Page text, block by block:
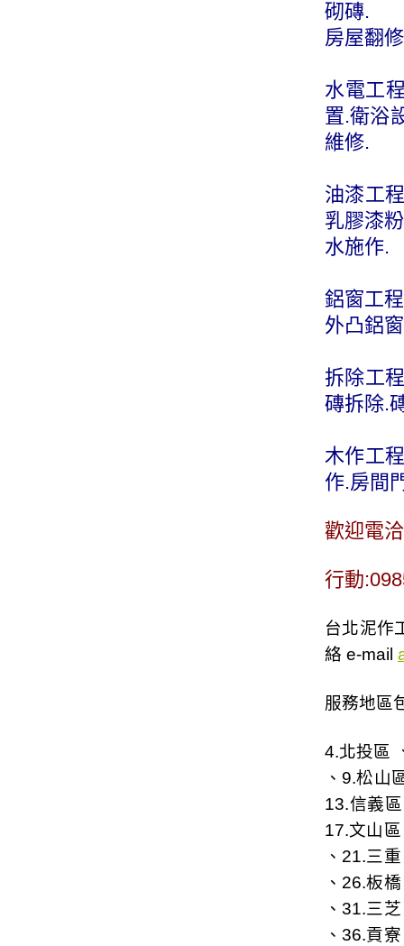
砌磚.
房屋翻
水電工
置.衛浴
維修.
油漆工
乳膠漆
水施作.
鋁窗工
外凸鋁
拆除工
磚拆除.
木作工
作.房間
歡迎電
行動
台北泥作
絡 e-mail
服務地區
4.北投區
、9.松山
13.信義區
17.文山區
、21.三重
、26.板橋
、31.三芝
、36.貢寮